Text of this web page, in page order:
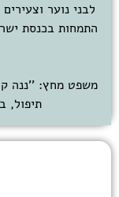
לבני נוער
התמחות בכנסת
משפט מחץ: ''ננה
תיפול,